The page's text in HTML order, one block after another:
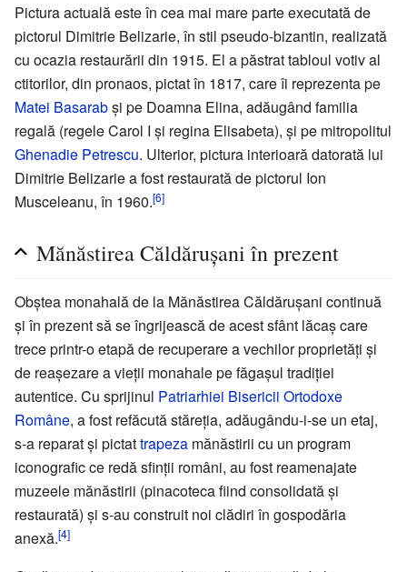
Pictura actuală este în cea mai mare parte executată de
pictorul Dimitrie Belizarie, în stil pseudo-bizantin, realizată
cu ocazia restaurării din 1915. El a păstrat tabloul votiv al
ctitorilor, din pronaos, pictat în 1817, care îi reprezenta pe
Matei Basarabși pe Doamna Elina, adăugând familia
regală (regele Carol I și regina Elisabeta), și pe mitropolitul
Ghenadie Petrescu. Ulterior, pictura interioară datorată lui
Dimitrie Belizarie a fost restaurată de pictorul Ion
Musceleanu, în 1960.[6]
Mănăstirea Căldărușani în prezent
Obștea monahală de la Mănăstirea Căldărușani continuă
și în prezent să se îngrijească de acest sfânt lăcaș care
trece printr-o etapă de recuperare a vechilor proprietăți și
de reașezare a vieții monahale pe făgașul tradiției
autentice. Cu sprijinul Patriarhiei Bisericii Ortodoxe
Române, a fost refăcută stăreția, adăugându-i-se un etaj,
s-a reparat și pictattrapeza mănăstirii cu un program
iconografic ce redă sfinții români, au fost reamenajate
muzeele mănăstirii (pinacoteca fiind consolidată și
restaurată) și s-au construit noi clădiri în gospodăria
anexă.[4]